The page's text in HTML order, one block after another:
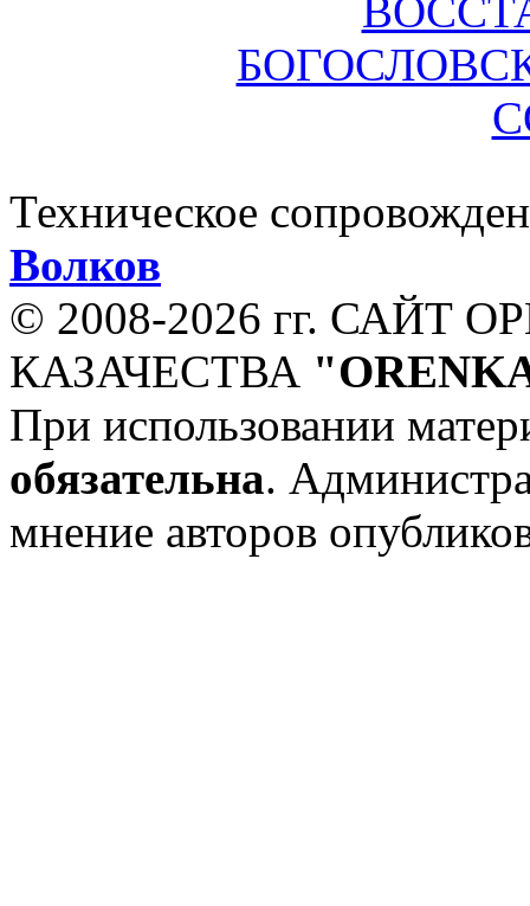
Техническое
Волков
© 2008-2026 гг. САЙТ
КАЗАЧЕСТВА
При использовании
обязательна.
мнение авторов